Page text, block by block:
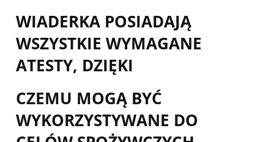
WIADERKA POSIADAJĄ
WSZYSTKIE WYMAGANE
ATESTY, DZIĘKI
CZEMU MOGĄ BYĆ
WYKORZYSTYWANE DO